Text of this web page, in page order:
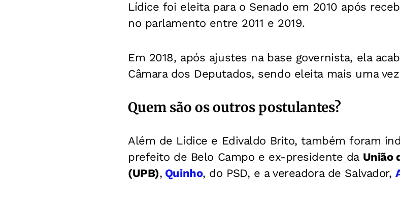
Lídice foi eleita para o Senado em 2010 após
no parlamento entre 2011 e 2019.
Em 2018, após ajustes na base governista, ela
Câmara dos Deputados, sendo eleita mais uma
Quem são os outros postulantes?
Além de Lídice e Edivaldo Brito, também foram
prefeito de Belo Campo e ex-presidente da União
(UPB), Quinho, do PSD, e a vereadora de Salvador,